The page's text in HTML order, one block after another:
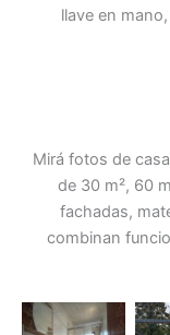
llave en
Mirá fotos de
de 30 m², 60
fachadas,
combinan